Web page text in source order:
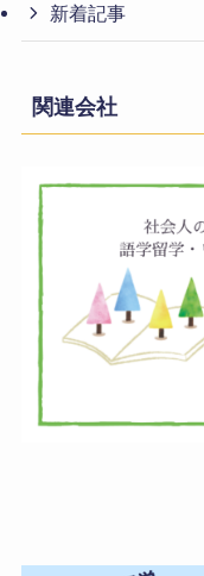
新着記事
関連会社